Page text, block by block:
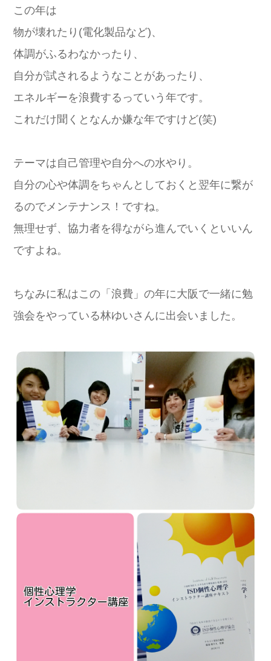
この年は
物が壊れたり(電化製品など)、
体調がふるわなかったり、
自分が試されるようなことがあったり、
エネルギーを浪費するっていう年です。
これだけ聞くとなんか嫌な年ですけど(笑)
テーマは自己管理や自分への水やり。
自分の心や体調をちゃんとしておくと翌年に繋が
るのでメンテナンス！ですね。
無理せず、協力者を得ながら進んでいくといいん
ですよね。
ちなみに私はこの「浪費」の年に大阪で一緒に勉
強会をやっている林ゆいさんに出会いました。